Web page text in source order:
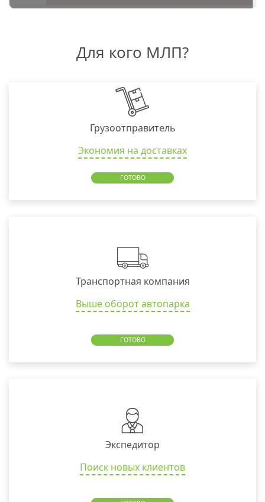
Для кого МЛП?
Грузоотправитель
Экономия на доставках
ГОТОВО
Транспортная компания
Выше оборот автопарка
ГОТОВО
Экспедитор
Поиск новых клиентов